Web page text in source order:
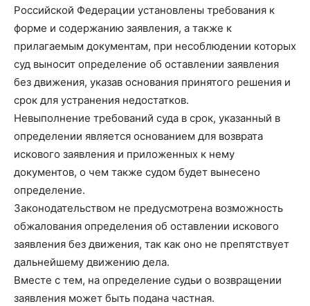
Российской Федерации установлены требования к
форме и содержанию заявления, а также к
прилагаемым документам, при несоблюдении которых
суд выносит определение об оставлении заявления
без движения, указав основания принятого решения и
срок для устранения недостатков.
Невыполнение требований суда в срок, указанный в
определении является основанием для возврата
искового заявления и приложенных к нему
документов, о чем также судом будет вынесено
определение.
Законодательством не предусмотрена возможность
обжалования определения об оставлении искового
заявления без движения, так как оно не препятствует
дальнейшему движению дела.
Вместе с тем, на определение судьи о возвращении
заявления может быть подана частная.